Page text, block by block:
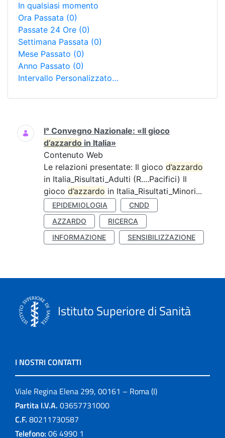
In qualsiasi momento
Ora Passata (0)
Passate 24 Ore (0)
Settimana Passata (0)
Mese Passato (0)
Anno Passato (0)
Intervallo Personalizzato…
Ricerca
I° Convegno Nazionale: «Il gioco
d’azzardo in Italia»
Contenuto Web
Le relazioni presentate: Il gioco d’azzardo
in Italia_Risultati_Adulti (R....Pacifici) Il
gioco d’azzardo in Italia_Risultati_Minori...
EPIDEMIOLOGIA
CNDD
AZZARDO
RICERCA
INFORMAZIONE
SENSIBILIZZAZIONE
Istituto Superiore di Sanità
I NOSTRI CONTATTI
Viale Regina Elena 299, 00161 – Roma (I)
Partita I.V.A. 03657731000
C.F. 80211730587
Telefono: 06 4990 1